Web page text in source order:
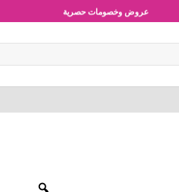
شحن مجاني للطلبات بقيمة 1500 جنية أو أكثر